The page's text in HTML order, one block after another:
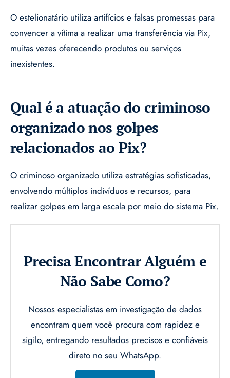
O estelionatário utiliza artifícios e falsas promessas para
convencer a vítima a realizar uma transferência via Pix,
muitas vezes oferecendo produtos ou serviços
inexistentes.
Qual é a atuação do criminoso
organizado nos golpes
relacionados ao Pix?
O criminoso organizado utiliza estratégias sofisticadas,
envolvendo múltiplos indivíduos e recursos, para
realizar golpes em larga escala por meio do sistema Pix.
Precisa Encontrar Alguém e
Não Sabe Como?
Nossos especialistas em investigação de dados
encontram quem você procura com rapidez e
sigilo, entregando resultados precisos e confiáveis
direto no seu WhatsApp.